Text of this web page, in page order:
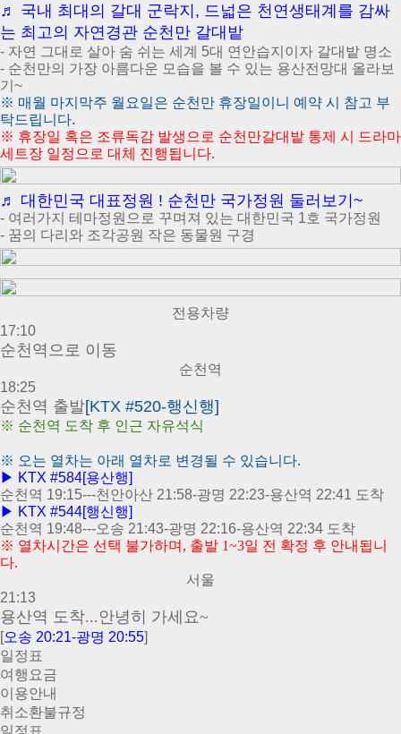
♬ 국내 최대의 갈대 군락지, 드넓은 천연생태계를 감싸
는 최고의 자연경관 순천만 갈대밭
- 자연 그대로 살아 숨 쉬는 세계 5대 연안습지이자 갈대밭 명소
- 순천만의 가장 아름다운 모습을 볼 수 있는 용산전망대 올라보
기~
※ 매월 마지막주 월요일은 순천만 휴장일이니 예약 시 참고 부
탁드립니다.
※ 휴장일 혹은 조류독감 발생으로 순천만갈대밭 통제 시 드라마
세트장 일정으로 대체 진행됩니다.
♬ 대한민국 대표정원 ! 순천만 국가정원 둘러보기~
- 여러가지 테마정원으로 꾸며져 있는 대한민국 1호 국가정원
- 꿈의 다리와 조각공원 작은 동물원 구경
전용차량
17:10
순천역 으로 이동
순천역
18:25
순천역 출발[KTX #520-행신행]
※ 순천역 도착 후 인근 자유석식
※ 오는 열차는 아래 열차로 변경될 수 있습니다.
▶ KTX #584[용산행]
순천역 19:15---천안아산 21:58-광명 22:23-용산역 22:41 도착
▶ KTX #544[행신행]
순천역 19:48---오송 21:43-광명 22:16-용산역 22:34 도착
※ 열차시간은 선택 불가하며, 출발 1~3일 전 확정 후 안내됩니
다.
서울
21:13
용산역 도착...안녕히 가세요~
[오송 20:21-광명 20:55]
일정표
여행요금
이용안내
취소환불규정
일정표